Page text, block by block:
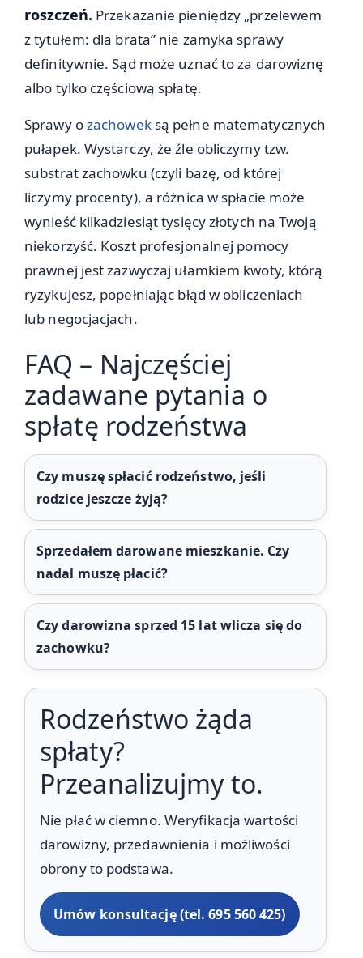
roszczeń. Przekazanie pieniędzy „przelewem
z tytułem: dla brata” nie zamyka sprawy
definitywnie. Sąd może uznać to za darowiznę
albo tylko częściową spłatę.
Sprawy o zachoweksą pełne matematycznych
pułapek. Wystarczy, że źle obliczymy tzw.
substrat zachowku (czyli bazę, od której
liczymy procenty), a różnica w spłacie może
wynieść kilkadziesiąt tysięcy złotych na Twoją
niekorzyść. Koszt profesjonalnej pomocy
prawnej jest zazwyczaj ułamkiem kwoty, którą
ryzykujesz, popełniając błąd w obliczeniach
lub negocjacjach.
FAQ – Najczęściej
zadawane pytania o
spłatę rodzeństwa
Czy muszę spłacić rodzeństwo, jeśli
rodzice jeszcze żyją?
Sprzedałem darowane mieszkanie. Czy
nadal muszę płacić?
Czy darowizna sprzed 15 lat wlicza się do
zachowku?
Rodzeństwo żąda
spłaty?
Przeanalizujmy to.
Nie płać w ciemno. Weryfikacja wartości
darowizny, przedawnienia i możliwości
obrony to podstawa.
Umów konsultację (tel. 695 560 425)